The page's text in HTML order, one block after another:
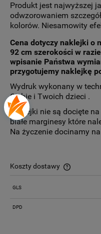
Produkt jest najwyższej
odwzorowaniem
kolorów. Niesamowity
Cena dotyczy naklejki o
92 cm szerokości w
wpisanie Państwa
przygotujemy naklejkę
Wydruk wykonany w
Ciebie i Twoich dzieci .
Naklejki nie są docięte
białe marginesy które
Na życzenie docinamy
Koszty dostawy
Cena nie zawiera
GLS
DPD